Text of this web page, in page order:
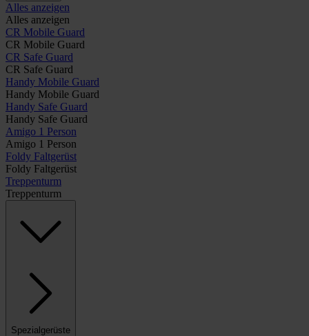
Alles anzeigen
Alles anzeigen
CR Mobile Guard
CR Mobile Guard
CR Safe Guard
CR Safe Guard
Handy Mobile Guard
Handy Mobile Guard
Handy Safe Guard
Handy Safe Guard
Amigo 1 Person
Amigo 1 Person
Foldy Faltgerüst
Foldy Faltgerüst
Treppenturm
Treppenturm
Spezialgerüste